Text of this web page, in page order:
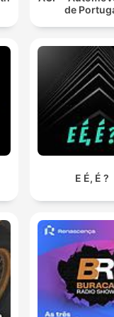
de
E É, É ?